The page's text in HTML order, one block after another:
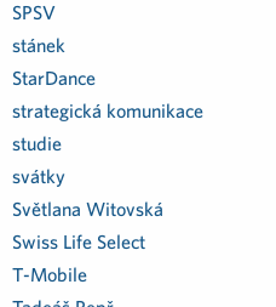
SPSV
stánek
StarDance
strategická komunikace
studie
svátky
Světlana Witovská
Swiss Life Select
T-Mobile